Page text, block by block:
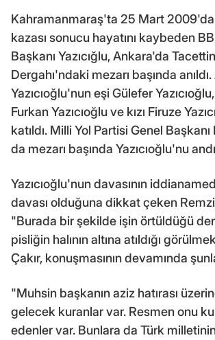
Kahramanmaraş'ta 25 Mart
kazası sonucu hayatını kaybeden
Başkanı Yazıcığlu, Ankara'da Tacettin
Dergahı'ndaki mezarı başında
Yazıcıoğlu'nun eşi Gülefer
Furkan Yazıcıoğlu ve kızı Firuze
katıldı. Milli Yol Partisi Genel Başkanı
da mezarı başında Yazıcıoğlu'nu
Yazıcıoğlu'nun davasının
davası olduğuna dikkat çeken Remzi
"Burada bir şekilde işin örtüldüğü
pisliğin halının altına atıldığı
Çakır, konuşmasının devamında
"Muhsin başkanın aziz hatırası
gelecek kuranlar var. Resmen onu
edenler var. Bunlara da Türk